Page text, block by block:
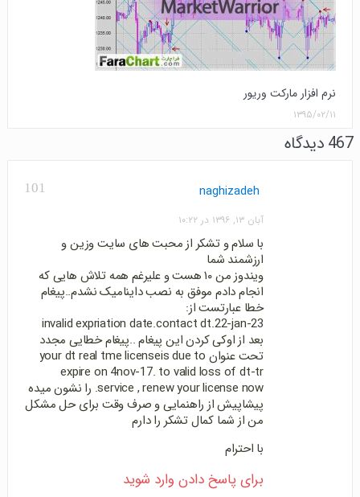
نرم افزار مارکت وریور
۱۳۹۵/۰۲/۱۱
467 دیدگاه
101 naghizadeh
آبان ۱۳, ۱۳۹۶ در ۱۰:۲۲
با سلام و تشکر از محبت های سایت وزین و
ارزشمند شما
ویندوز من ۱۰ هست و علیرغم همه تلاش هایی که
انجام دادم موفق به نصب داینامیک نشدم..پیغام
خطا عبارتست از:
invalid expriation date.contact dt.22-jan-23
بعد از اوکی کردن این پیغام ..پیغام خطایی مجدد
تحت عنوان your dt real tme licenseis due to
expire on 4nov-17. to valid loss of dt-tr
service , renew your license now. را نشون میده
پیشاپیش از راهنمایی و صرف وقت برای حل مشکل
من از شما کمال تشکر را دارم
با احترام
برای پاسخ دادن وارد شوید